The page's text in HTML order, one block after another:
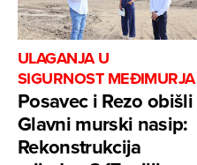
ULAGANJA U
SIGURNOST MEĐIMURJA
Posavec i Rezo obišli
Glavni murski nasip:
Rekonstrukcija